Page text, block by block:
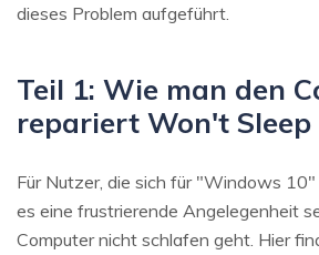
dieses Problem aufgeführt.
Teil 1: Wie man den
repariert Won't Sleep
Für Nutzer, die sich für "Windows
es eine frustrierende Angelegenheit
Computer nicht schlafen geht. Hier